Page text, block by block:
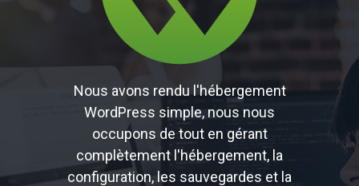
Nous avons rendu l'hébergement
WordPress simple, nous nous
occupons de tout en gérant
complètement l'hébergement, la
configuration, les sauvegardes et la